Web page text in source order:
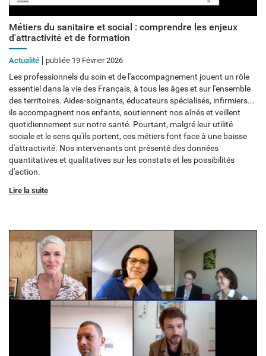
Métiers du sanitaire et social : comprendre les enjeux
d'attractivité et de formation
Actualité publiée 19 Février 2026
Les professionnels du soin et de l'accompagnement jouent un rôle
essentiel dans la vie des Français, à tous les âges et sur l'ensemble
des territoires. Aides-soignants, éducateurs spécialisés, infirmiers...
ils accompagnent nos enfants, soutiennent nos aînés et veillent
quotidiennement sur notre santé. Pourtant, malgré leur utilité
sociale et le sens qu'ils portent, ces métiers font face à une baisse
d'attractivité. Nos intervenants ont présenté des données
quantitatives et qualitatives sur les constats et les possibilités
d'action.
Lire la suite